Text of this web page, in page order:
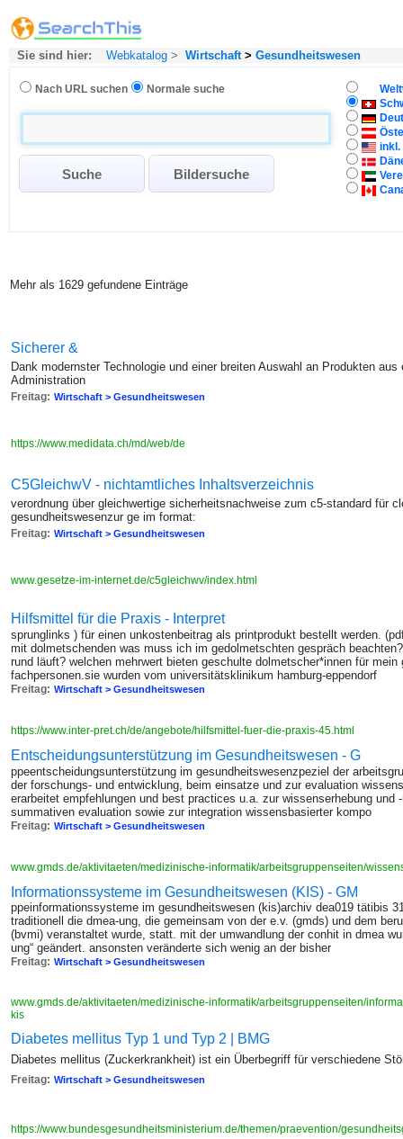
Sie sind hier: Webkatalog > Wirtschaft> Gesundheitswesen
Nach URL suchen Normale suche
inkl.
Mehr als 1629 gefundene Einträge
Sicherer &
Dank modernster Technologie und einer breiten Auswahl an Produkten
Administration
Freitag: Wirtschaft > Gesundheitswesen
https://www.medidata.ch/md/web/de
C5GleichwV - nichtamtliches Inhaltsverzeichnis
verordnung über gleichwertige sicherheitsnachweise zum c5-standard für
gesundheitswesenzur ge im format:
Freitag: Wirtschaft > Gesundheitswesen
www.gesetze-im-internet.de/c5gleichwv/index.html
Hilfsmittel für die Praxis - Interpret
sprunglinks ) für einen unkostenbeitrag als printprodukt bestellt werden.
mit dolmetschenden was muss ich im gedolmetschten gespräch
rund läuft? welchen mehrwert bieten geschulte dolmetscher*innen für
fachpersonen.sie wurden vom universitätsklinikum hamburg-eppendorf
Freitag: Wirtschaft > Gesundheitswesen
https://www.inter-pret.ch/de/angebote/hilfsmittel-fuer-die-praxis-45.html
Entscheidungsunterstützung im Gesundheitswesen - G
ppeentscheidungsunterstützung im gesundheitswesenzpeziel der
der forschungs- und entwicklung, beim einsatze und zur evaluation
erarbeitet empfehlungen und best practices u.a. zur wissenserhebung und
summativen evaluation sowie zur integration wissensbasierter kompo
Freitag: Wirtschaft > Gesundheitswesen
www.gmds.de/aktivitaeten/medizinische-informatik/arbeitsgruppenseiten/
Informationssysteme im Gesundheitswesen (KIS) - GM
ppeinformationssysteme im gesundheitswesen (kis)archiv dea019 tätibis
traditionell die dmea-ung, die gemeinsam von der e.v. (gmds) und dem
(bvmi) veranstaltet wurde, statt. mit der umwandlung der conhit in dmea
ung“ geändert. ansonsten veränderte sich wenig an der bisher
Freitag: Wirtschaft > Gesundheitswesen
www.gmds.de/aktivitaeten/medizinische-informatik/arbeitsgruppenseiten/
kis
Diabetes mellitus Typ 1 und Typ 2 | BMG
Diabetes mellitus (Zuckerkrankheit) ist ein Überbegriff für verschiedene
Freitag: Wirtschaft > Gesundheitswesen
https://www.bundesgesundheitsministerium.de/themen/praevention/